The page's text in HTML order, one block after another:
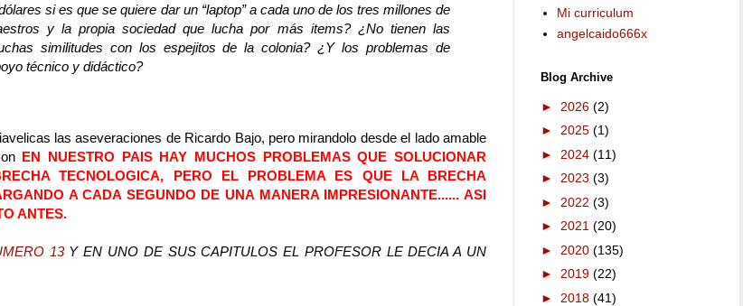
si es que se quiere dar un “laptop” a cada uno de los tres millones de
y la propia sociedad que lucha por más items? ¿No tienen las
similitudes con los espejitos de la colonia? ¿Y los problemas de
técnico y didáctico?
las aseveraciones de Ricardo Bajo, pero mirandolo desde el lado amable
EN NUESTRO PAIS HAY MUCHOS PROBLEMAS QUE SOLUCIONAR
TECNOLOGICA, PERO EL PROBLEMA ES QUE LA BRECHA
A CADA SEGUNDO DE UNA MANERA IMPRESIONANTE...... ASI
ANTES.
13Y EN UNO DE SUS CAPITULOS EL PROFESOR LE DECIA A UN
Mi curriculum
angelcaido666x
Blog Archive
► 2026 (2)
► 2025 (1)
► 2024 (11)
► 2023 (3)
► 2022 (3)
► 2021 (20)
► 2020 (135)
► 2019 (22)
► 2018 (41)